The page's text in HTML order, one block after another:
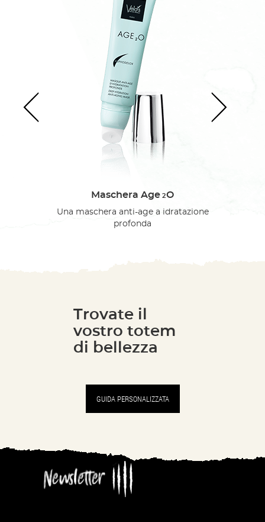
Maschera Age2O
Una maschera anti-age a idratazione
profonda
Trovate il
vostro totem
di bellezza
GUIDA PERSONALIZZATA
Notiziario